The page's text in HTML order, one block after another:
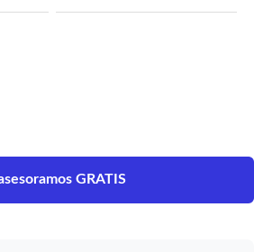
GRATIS